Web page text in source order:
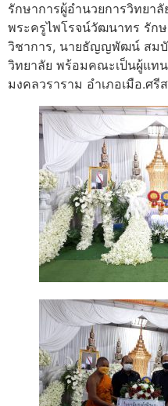
รักษาการผู้อำนวยการวิทยา
พระครูไพโรจน์วัฒนาทร รัก
วิชาการ, นายธัญญพัฒน์ สมบั
วิทยาลัย พร้อมคณะเป็นผู้แท
มงคลวราราม อำเภอเมือ.ศรี